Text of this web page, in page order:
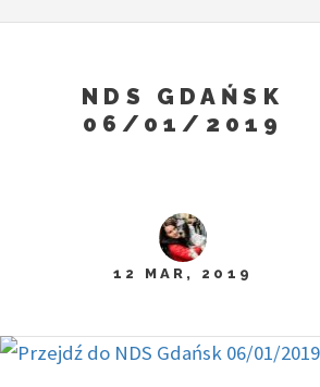
NDS GDAŃSK
06/01/2019
12 MAR, 2019